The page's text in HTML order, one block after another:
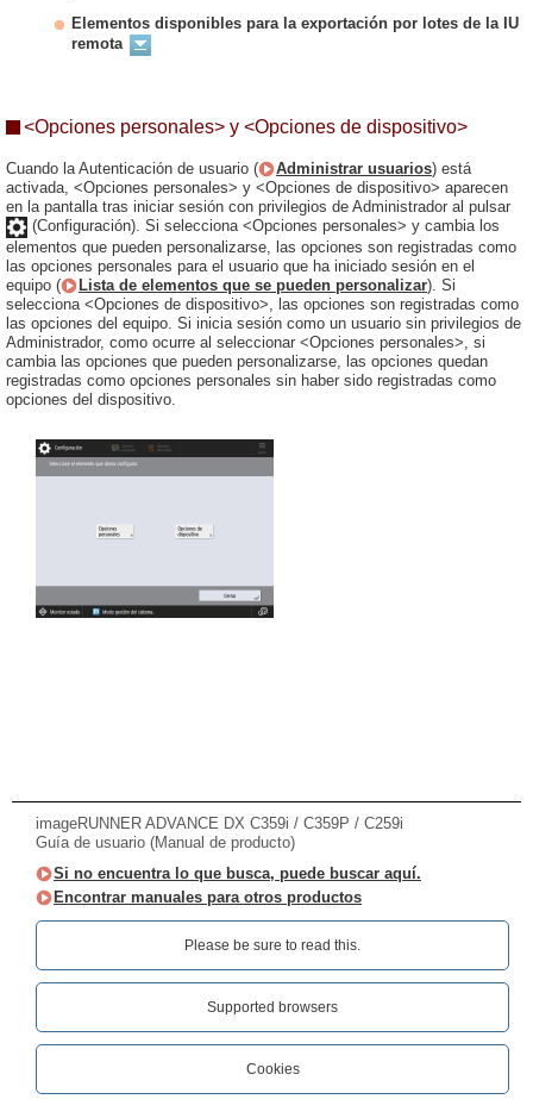
Elementos disponibles para la exportación por lotes de la IU
remota
<Opciones personales> y <Opciones de dispositivo>
Cuando la Autenticación de usuario ( Administrar usuarios) está
activada, <Opciones personales> y <Opciones de dispositivo> aparecen
en la pantalla tras iniciar sesión con privilegios de Administrador al pulsar
(Configuración). Si selecciona <Opciones personales> y cambia los
elementos que pueden personalizarse, las opciones son registradas como
las opciones personales para el usuario que ha iniciado sesión en el
equipo (
Lista de elementos que se pueden personalizar). Si
selecciona <Opciones de dispositivo>, las opciones son registradas como
las opciones del equipo. Si inicia sesión como un usuario sin privilegios de
Administrador, como ocurre al seleccionar <Opciones personales>, si
cambia las opciones que pueden personalizarse, las opciones quedan
registradas como opciones personales sin haber sido registradas como
opciones del dispositivo.
imageRUNNER ADVANCE DX C359i / C359P / C259i
Guía de usuario (Manual de producto)
Si no encuentra lo que busca, puede buscar aquí.
Encontrar manuales para otros productos
Please be sure to read this.‎
Supported browsers
Cookies